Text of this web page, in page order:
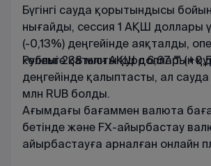
Бүгінгі сауда қорытындысы
нығайды, сессия 1 АҚШ доллары
(-0,13%) деңгейінде аяқталды,
көлемі 238 млн АҚШ долларын
Рубльге қатысты курс 6,67 ₸
деңгейінде қалыптасты, ал
млн RUB болды.
Ағымдағы бағаммен валюта
бетіндежәне FX-айырбастау
айырбастауға арналған онлайн